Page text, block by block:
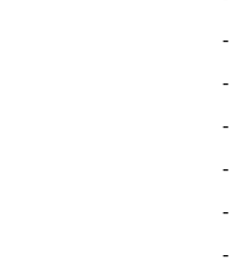
-
-
-
-
-
-